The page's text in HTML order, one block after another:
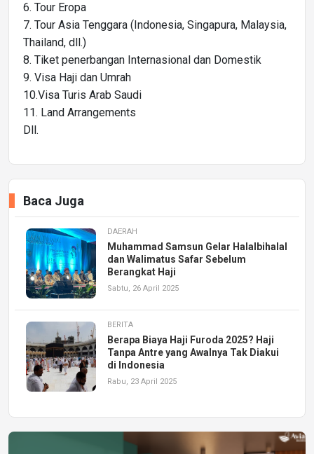
6.⁠ ⁠Tour Eropa
7.⁠ ⁠Tour Asia Tenggara (Indonesia, Singapura, Malaysia,
Thailand, dll.)
8.⁠ ⁠Tiket penerbangan Internasional dan Domestik
9.⁠ ⁠Visa Haji dan Umrah
10.Visa Turis Arab Saudi
11.⁠ ⁠Land Arrangements
Dll.
Baca Juga
DAERAH
Muhammad Samsun Gelar Halalbihalal
dan Walimatus Safar Sebelum
Berangkat Haji
Sabtu, 26 April 2025
BERITA
Berapa Biaya Haji Furoda 2025? Haji
Tanpa Antre yang Awalnya Tak Diakui
di Indonesia
Rabu, 23 April 2025